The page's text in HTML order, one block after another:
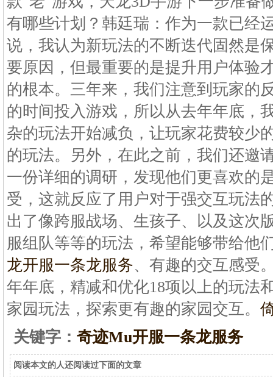
有哪些计划？韩廷瑞：作为一款已经
说，我认为新玩法的不断迭代固然是
要原因，但最重要的是提升用户体验
的根本。三年来，我们注意到玩家的
的时间投入游戏，所以从去年年底，
杂的玩法开始减负，让玩家花费较少
的玩法。另外，在此之前，我们还邀
一份详细的调研，发现他们更喜欢的
受，这就反应了用户对于强交互玩法
出了像跨服战场、生孩子、以及这次
服组队等等的玩法，希望能够带给他
龙开服一条龙服务、有趣的交互感受
年年底，精减和优化18项以上的玩法
家园玩法，探索更有趣的家园交互。
关键字： 奇迹Mu开服一条龙服务
阅读本文的人还阅读过下面的文章